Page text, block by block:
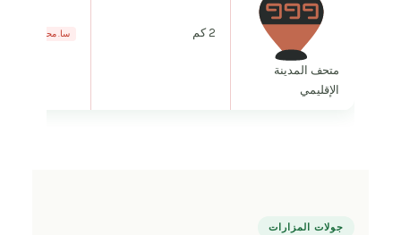
متحف المدينة
الإقليمي
2 كم سا. محددة
جولات المزارات